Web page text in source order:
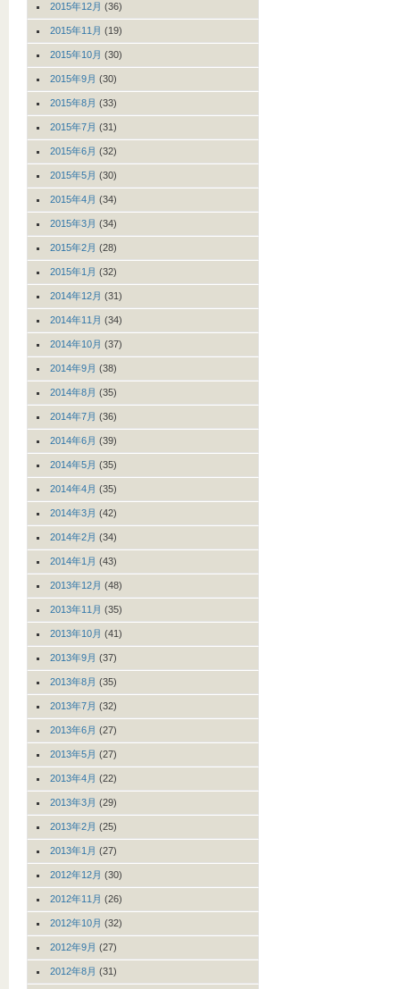
2015年12月 (36)
2015年11月 (19)
2015年10月 (30)
2015年9月 (30)
2015年8月 (33)
2015年7月 (31)
2015年6月 (32)
2015年5月 (30)
2015年4月 (34)
2015年3月 (34)
2015年2月 (28)
2015年1月 (32)
2014年12月 (31)
2014年11月 (34)
2014年10月 (37)
2014年9月 (38)
2014年8月 (35)
2014年7月 (36)
2014年6月 (39)
2014年5月 (35)
2014年4月 (35)
2014年3月 (42)
2014年2月 (34)
2014年1月 (43)
2013年12月 (48)
2013年11月 (35)
2013年10月 (41)
2013年9月 (37)
2013年8月 (35)
2013年7月 (32)
2013年6月 (27)
2013年5月 (27)
2013年4月 (22)
2013年3月 (29)
2013年2月 (25)
2013年1月 (27)
2012年12月 (30)
2012年11月 (26)
2012年10月 (32)
2012年9月 (27)
2012年8月 (31)